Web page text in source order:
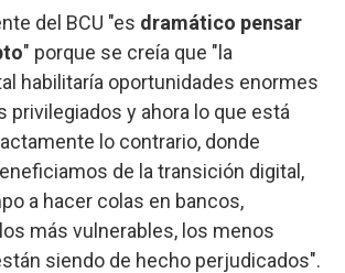
del BCU "es dramático pensar
" porque se creía que "la
habilitaría oportunidades enormes
privilegiados y ahora lo que está
lo contrario, donde
de la transición digital,
a hacer colas en bancos,
más vulnerables, los menos
siendo de hecho perjudicados".